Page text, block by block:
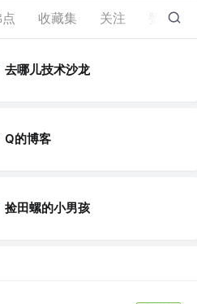
收藏集 关注 4
去哪儿技术沙龙
Q的博客
捡田螺的小男孩